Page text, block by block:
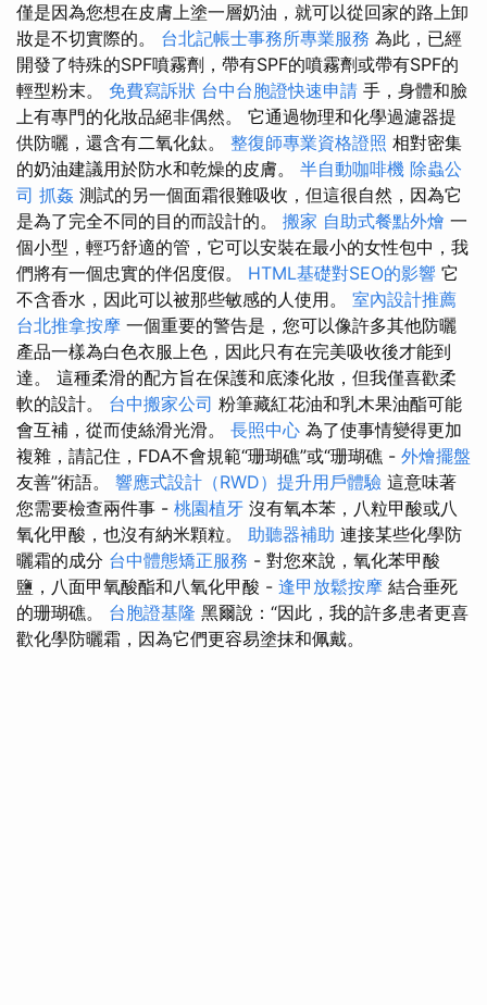
僅是因為您想在皮膚上塗一層奶油，就可以從回家的路上卸
妝是不切實際的。 台北記帳士事務所專業服務 為此，已經
開發了特殊的SPF噴霧劑，帶有SPF的噴霧劑或帶有SPF的
輕型粉末。 免費寫訴狀 台中台胞證快速申請 手，身體和臉
上有專門的化妝品絕非偶然。 它通過物理和化學過濾器提
供防曬，還含有二氧化鈦。 整復師專業資格證照 相對密集
的奶油建議用於防水和乾燥的皮膚。 半自動咖啡機 除蟲公
司 抓姦 測試的另一個面霜很難吸收，但這很自然，因為它
是為了完全不同的目的而設計的。 搬家 自助式餐點外燴 一
個小型，輕巧舒適的管，它可以安裝在最小的女性包中，我
們將有一個忠實的伴侶度假。 HTML基礎對SEO的影響 它
不含香水，因此可以被那些敏感的人使用。 室內設計推薦
台北推拿按摩 一個重要的警告是，您可以像許多其他防曬
產品一樣為白色衣服上色，因此只有在完美吸收後才能到
達。 這種柔滑的配方旨在保護和底漆化妝，但我僅喜歡柔
軟的設計。 台中搬家公司 粉筆藏紅花油和乳木果油酯可能
會互補，從而使絲滑光滑。 長照中心 為了使事情變得更加
複雜，請記住，FDA不會規範“珊瑚礁”或“珊瑚礁 - 外燴擺盤
友善”術語。 響應式設計（RWD）提升用戶體驗 這意味著
您需要檢查兩件事 - 桃園植牙 沒有氧本苯，八粒甲酸或八
氧化甲酸，也沒有納米顆粒。 助聽器補助 連接某些化學防
曬霜的成分 台中體態矯正服務 - 對您來說，氧化苯甲酸
鹽，八面甲氧酸酯和八氧化甲酸 - 逢甲放鬆按摩 結合垂死
的珊瑚礁。 台胞證基隆 黑爾說：“因此，我的許多患者更喜
歡化學防曬霜，因為它們更容易塗抹和佩戴。